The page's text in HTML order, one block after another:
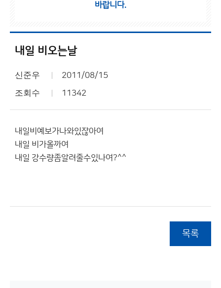
바랍니다.
내일 비오는날
신준우 2011/08/15
조회수 11342
내일비예보가나와있잖아여
내일 비가올까여
내일 강수량좀알려줄수있나여?^^
목록